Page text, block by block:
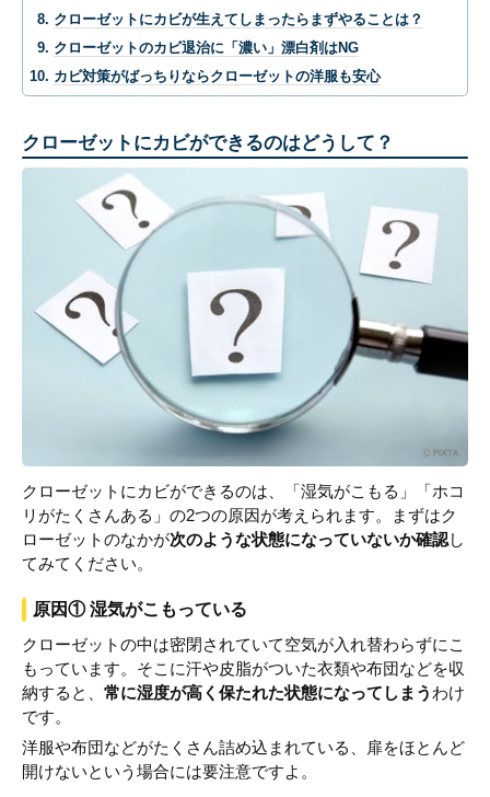
クローゼットにカビが生えてしまったらまずやることは？
クローゼットのカビ退治に「濃い」漂白剤はNG
カビ対策がばっちりならクローゼットの洋服も安心
クローゼットにカビができるのはどうして？
クローゼットにカビができるのは、「湿気がこもる」「ホコ
リがたくさんある」の2つの原因が考えられます。まずはク
ローゼットのなかが次のような状態になっていないか確認し
てみてください。
原因① 湿気がこもっている
クローゼットの中は密閉されていて空気が入れ替わらずにこ
もっています。そこに汗や皮脂がついた衣類や布団などを収
納すると、 常に湿度が高く保たれた状態になってしまう わけ
です。
洋服や布団などがたくさん詰め込まれている、扉をほとんど
開けないという場合には要注意ですよ。